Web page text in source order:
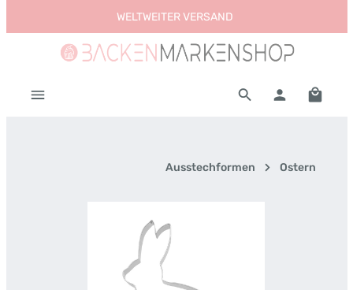
Zum Hauptinhalt springenWELTWEITER VERSAND
Ausstechformen Ostern